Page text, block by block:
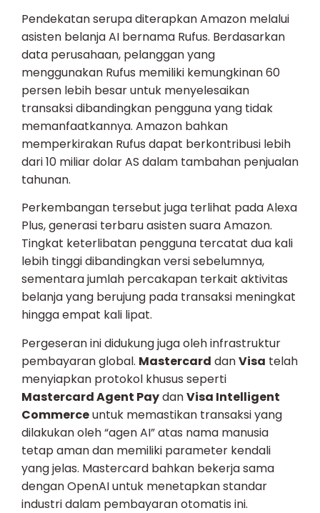
Pendekatan serupa diterapkan Amazon melalui
asisten belanja AI bernama Rufus. Berdasarkan
data perusahaan, pelanggan yang
menggunakan Rufus memiliki kemungkinan 60
persen lebih besar untuk menyelesaikan
transaksi dibandingkan pengguna yang tidak
memanfaatkannya. Amazon bahkan
memperkirakan Rufus dapat berkontribusi lebih
dari 10 miliar dolar AS dalam tambahan penjualan
tahunan.
Perkembangan tersebut juga terlihat pada Alexa
Plus, generasi terbaru asisten suara Amazon.
Tingkat keterlibatan pengguna tercatat dua kali
lebih tinggi dibandingkan versi sebelumnya,
sementara jumlah percakapan terkait aktivitas
belanja yang berujung pada transaksi meningkat
hingga empat kali lipat.
Pergeseran ini didukung juga oleh infrastruktur
pembayaran global. Mastercard danVisa telah
menyiapkan protokol khusus seperti
Mastercard Agent PaydanVisa Intelligent
Commerceuntuk memastikan transaksi yang
dilakukan oleh “agen AI” atas nama manusia
tetap aman dan memiliki parameter kendali
yang jelas. Mastercard bahkan bekerja sama
dengan OpenAI untuk menetapkan standar
industri dalam pembayaran otomatis ini.